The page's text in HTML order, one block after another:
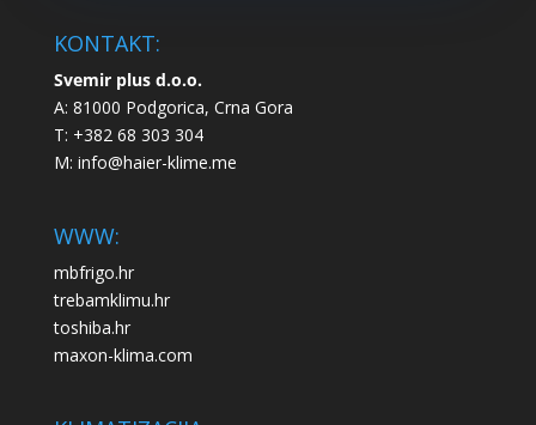
KONTAKT:
Svemir plus d.o.o.
A: 81000 Podgorica, Crna Gora
T: +382 68 303 304
M: info@haier-klime.me
WWW:
mbfrigo.hr
trebamklimu.hr
toshiba.hr
maxon-klima.com